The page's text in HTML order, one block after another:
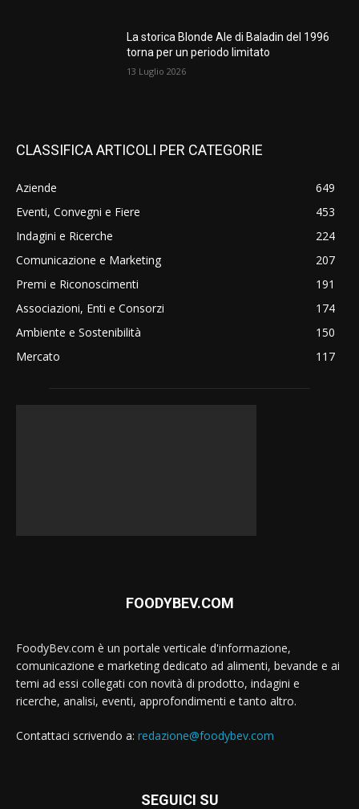
La storica Blonde Ale di Baladin del 1996
torna per un periodo limitato
13 Luglio 2026
CLASSIFICA ARTICOLI PER CATEGORIE
Aziende
649
Eventi, Convegni e Fiere
453
Indagini e Ricerche
224
Comunicazione e Marketing
207
Premi e Riconoscimenti
191
Associazioni, Enti e Consorzi
174
Ambiente e Sostenibilità
150
Mercato
117
FOODYBEV.COM
FoodyBev.com è un portale verticale d'informazione,
comunicazione e marketing dedicato ad alimenti, bevande e ai
temi ad essi collegati con novità di prodotto, indagini e
ricerche, analisi, eventi, approfondimenti e tanto altro.
Contattaci scrivendo a: redazione@foodybev.com
SEGUICI SU